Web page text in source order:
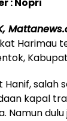
: Nopri
Harimau
Hanif, salah
kapal
Namun